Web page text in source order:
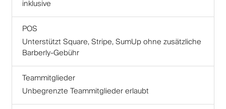
inklusive
POS
Unterstützt Square, Stripe, SumUp ohne zusätzliche
Barberly-Gebühr
Teammitglieder
Unbegrenzte Teammitglieder erlaubt